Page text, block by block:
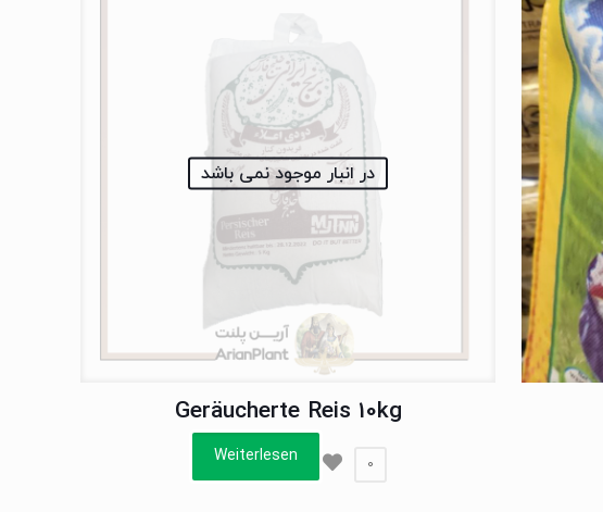
در انبار موجود نمی باشد
Geräucherte Reis 10kg
Weiterlesen 0